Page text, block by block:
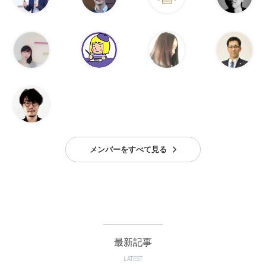
メンバーをすべて見る
最新記事
LATEST